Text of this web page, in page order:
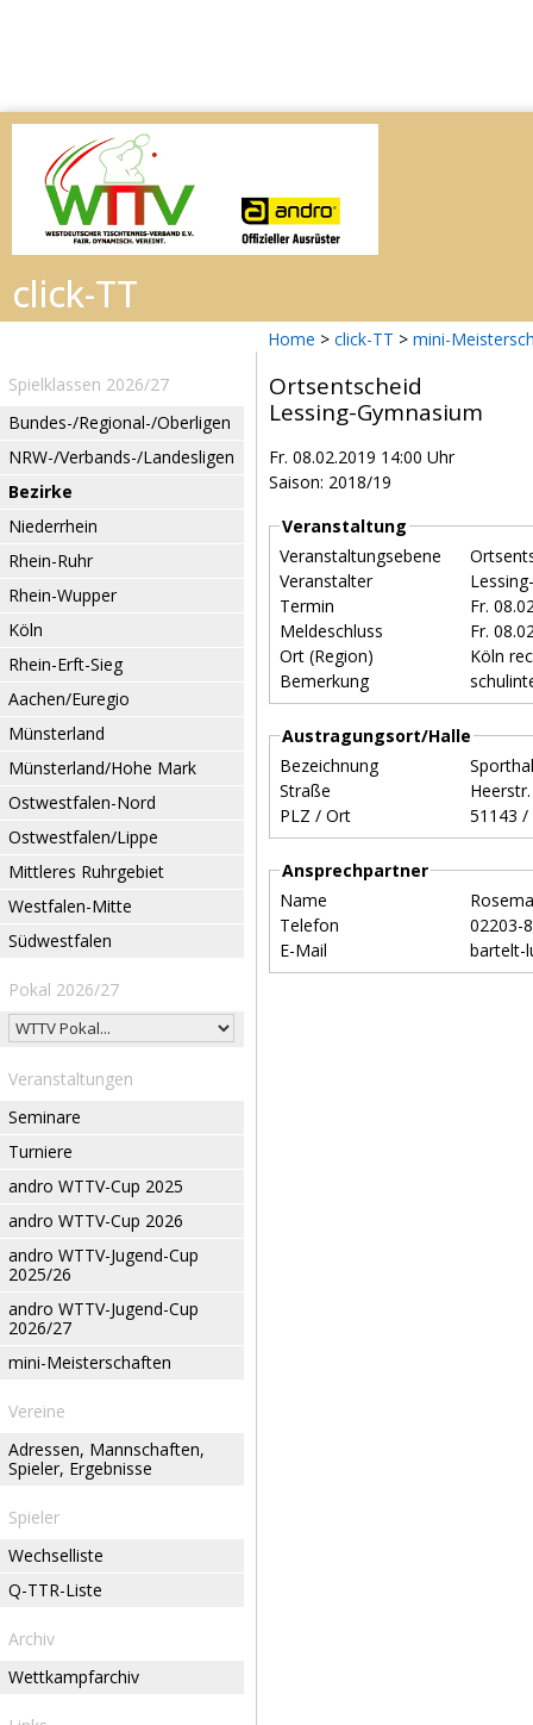
Home > click-TT > mini-
Spielklassen 2026/27
Bundes-/Regional-/Oberligen
NRW-/Verbands-/Landesligen
Bezirke
Niederrhein
Rhein-Ruhr
Rhein-Wupper
Köln
Rhein-Erft-Sieg
Aachen/Euregio
Münsterland
Münsterland/Hohe Mark
Ostwestfalen-Nord
Ostwestfalen/Lippe
Mittleres Ruhrgebiet
Westfalen-Mitte
Südwestfalen
Pokal 2026/27
Veranstaltungen
Seminare
Turniere
andro WTTV-Cup 2025
andro WTTV-Cup 2026
andro WTTV-Jugend-Cup
2025/26
andro WTTV-Jugend-Cup
2026/27
mini-Meisterschaften
Vereine
Adressen, Mannschaften,
Spieler, Ergebnisse
Spieler
Wechselliste
Q-TTR-Liste
Archiv
Wettkampfarchiv
Ortsentscheid
Lessing-Gymnasium
Fr. 08.02.2019 14:00 Uhr
Saison: 2018/19
Veranstaltung
Veranstaltungsebene
Veranstalter
Termin
Fr.
Meldeschluss
Fr.
Ort (Region)
Köln
Bemerkung
Austragungsort/Halle
Bezeichnung
Straße
PLZ / Ort
Ansprechpartner
Name
Telefon
02203-
E-Mail
bartelt-